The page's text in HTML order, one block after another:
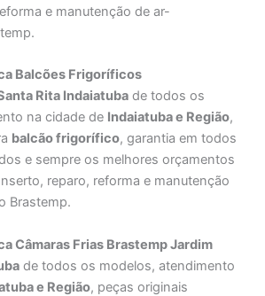
e manutenção de ar-
Balcões Frigoríficos
Rita Indaiatuba de todos os
na cidade de Indaiatuba e Região,
balcão frigorífico, garantia em todos
e sempre os melhores orçamentos
reparo, reforma e manutenção
Brastemp.
Câmaras Frias Brastemp Jardim
de todos os modelos, atendimento
e Região, peças originais